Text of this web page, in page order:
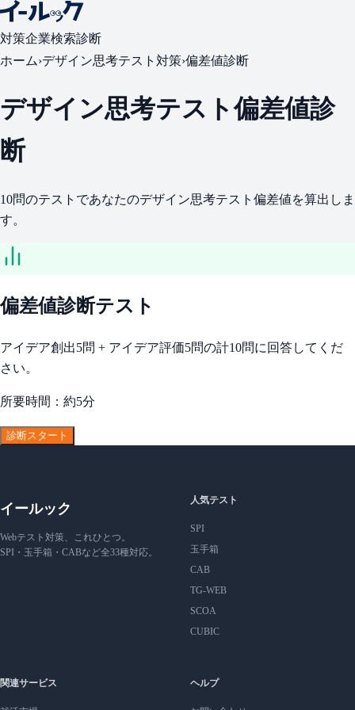
対策企業検索診断
ホーム›デザイン思考テスト対策›偏差値診断
デザイン思考テスト偏差値診
断
10問のテストであなたのデザイン思考テスト偏差値を算出しま
す。
偏差値診断テスト
アイデア創出5問 + アイデア評価5問の計10問に回答してくだ
さい。
所要時間：約5分
診断スタート
イールック
Webテスト対策、これひとつ。
SPI・玉手箱・CABなど全33種対応。
人気テスト
SPI
玉手箱
CAB
TG-WEB
SCOA
CUBIC
関連サービス ヘルプ